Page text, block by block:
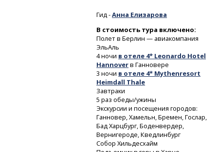
Гид -Анна Елизарова
В стоимость тура включено:
Полет в Берлин — авиакомпания
ЭльАль
4 ночи в отеле 4* Leonardo Hotel
Hannoverв Ганновере
3 ночи в отеле 4* Mythenresort
Heimdall Thale
Завтраки
5 раз обеды/ужины
Экскурсии и посещения городов:
Ганновер, Хамельн, Бремен, Гослар,
Бад Харцбург, Боденвердер,
Вернигероде, Кведлинбург
Собор Хильдесхайм